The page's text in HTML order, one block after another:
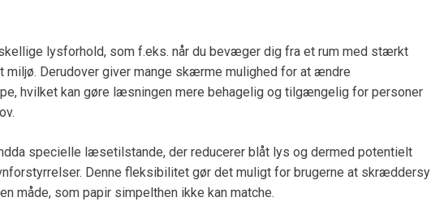
lysforhold, som f.eks. når du bevæger dig fra et rum med stærkt
Derudover giver mange skærme mulighed for at ændre
hvilket kan gøre læsningen mere behagelig og tilgængelig for personer
specielle læsetilstande, der reducerer blåt lys og dermed potentielt
Denne fleksibilitet gør det muligt for brugerne at skræddersy
måde, som papir simpelthen ikke kan matche.